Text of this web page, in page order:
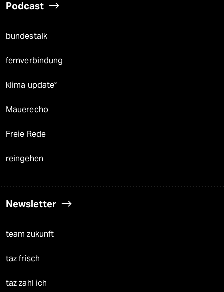
Podcast
bundestalk
fernverbindung
klima update°
Mauerecho
Freie Rede
reingehen
Newsletter
team zukunft
taz frisch
taz zahl ich